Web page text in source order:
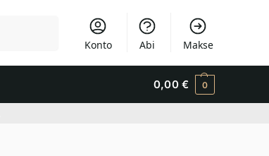
Konto Abi Makse
0,00 € 0